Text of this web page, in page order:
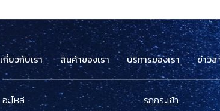
เกี่ยวกับเรา สินค้าของเรา บริการของเรา ข่าวส
อะไหล่ รถกระเช้า